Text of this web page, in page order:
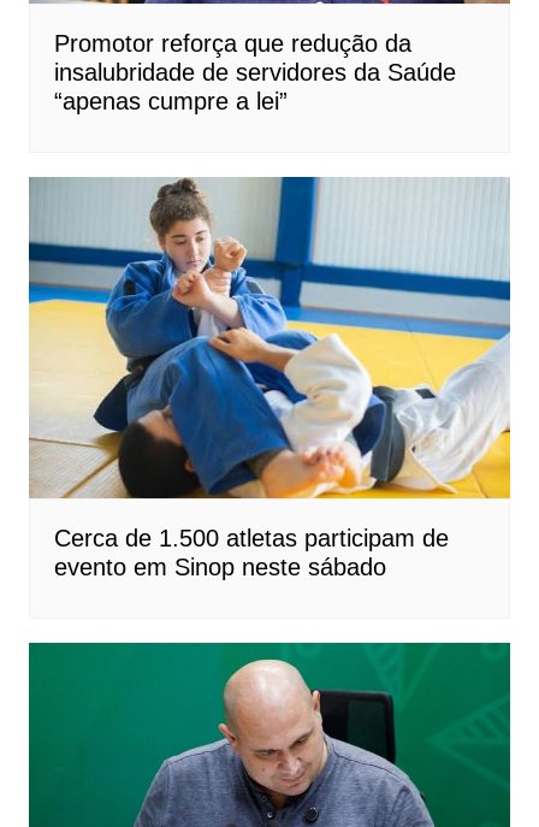
Promotor reforça que redução da
insalubridade de servidores da Saúde
“apenas cumpre a lei”
Cerca de 1.500 atletas participam de
evento em Sinop neste sábado